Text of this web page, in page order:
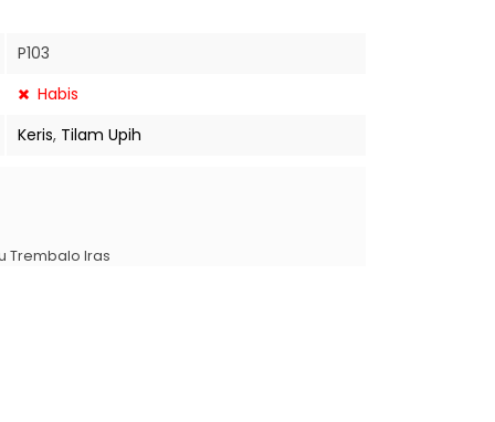
P103
Habis
Keris, Tilam Upih
Trembalo Iras